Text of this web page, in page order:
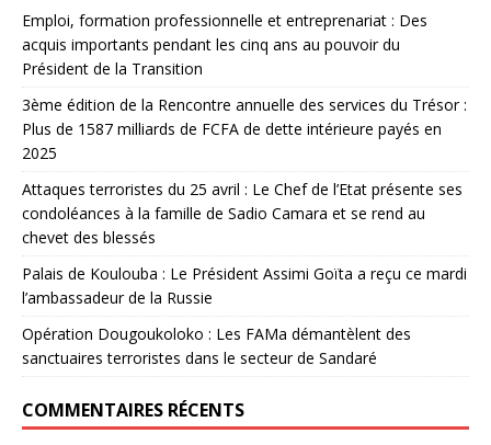
Emploi, formation professionnelle et entreprenariat : Des
acquis importants pendant les cinq ans au pouvoir du
Président de la Transition
3ème édition de la Rencontre annuelle des services du Trésor :
Plus de 1587 milliards de FCFA de dette intérieure payés en
2025
Attaques terroristes du 25 avril : Le Chef de l’Etat présente ses
condoléances à la famille de Sadio Camara et se rend au
chevet des blessés
Palais de Koulouba : Le Président Assimi Goïta a reçu ce mardi
l’ambassadeur de la Russie
Opération Dougoukoloko : Les FAMa démantèlent des
sanctuaires terroristes dans le secteur de Sandaré
COMMENTAIRES RÉCENTS